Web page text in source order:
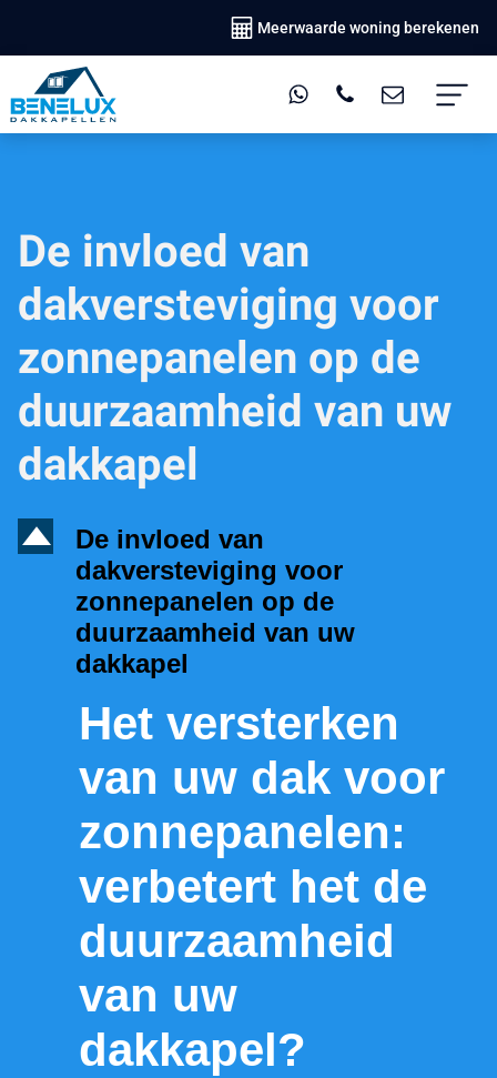
Meerwaarde woning berekenen
De invloed van
dakversteviging voor
zonnepanelen op de
duurzaamheid van uw
dakkapel
D
De invloed van
dakversteviging voor
zonnepanelen op de
duurzaamheid van uw
dakkapel
Het versterken
van uw dak voor
zonnepanelen:
verbetert het de
duurzaamheid
van uw
dakkapel?